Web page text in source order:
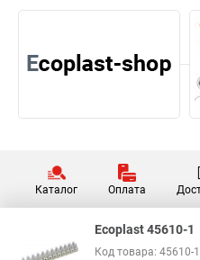
Каталог Оплата
Ecoplast 45610-1
Код товара: 45610-1